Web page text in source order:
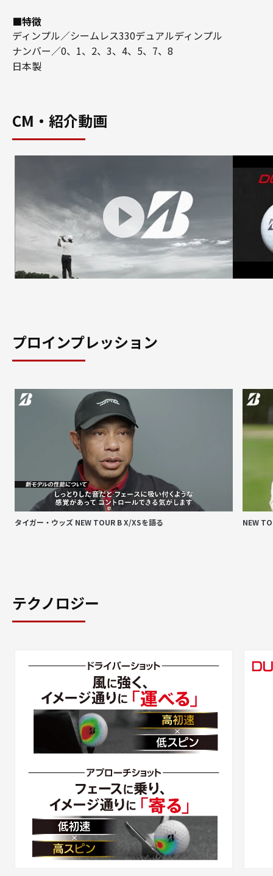
■特徴
ディンプル／シームレス330デュアルディンプル
ナンバー／0、1、2、3、4、5、7、8
日本製
CM・紹介動画
プロインプレッション
タイガー・ウッズ NEW TOUR B X/XSを語る NEW
テクノロジー